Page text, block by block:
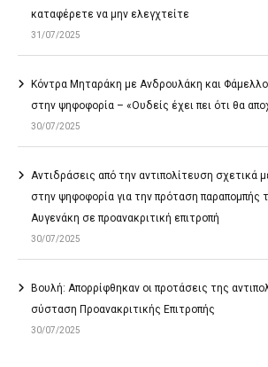
καταφέρετε να μην ελεγχτείτε
31/07/2025
Κόντρα Μηταράκη με Ανδρουλάκη και
στην ψηφοφορία – «Ουδείς έχει πει ότι θα
30/07/2025
Αντιδράσεις από την αντιπολίτευση σχετικά
στην ψηφοφορία για την πρόταση παραπομπής
Αυγενάκη σε προανακριτική επιτροπή
30/07/2025
Βουλή: Απορρίφθηκαν οι προτάσεις της
σύσταση Προανακριτικής Επιτροπής
30/07/2025